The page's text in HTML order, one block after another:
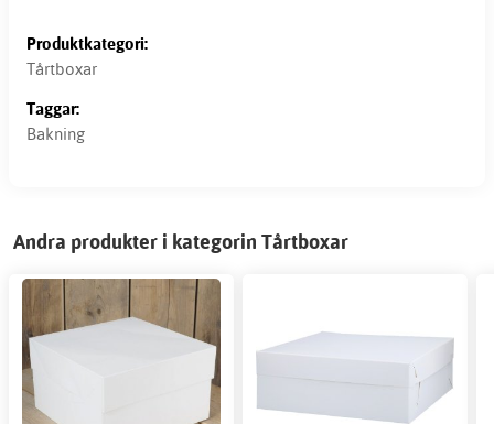
Produktkategori:
Tårtboxar
Taggar:
Bakning
Andra produkter i kategorin Tårtboxar